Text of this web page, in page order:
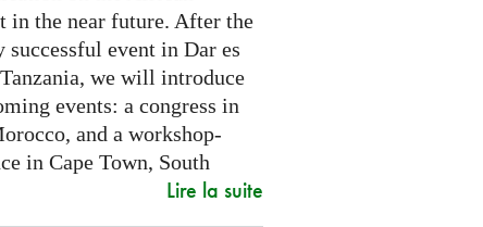
in the near future. After the
event in Dar es
we will introduce
events: a congress in
and a workshop-
in Cape Town, South
Lire la suite